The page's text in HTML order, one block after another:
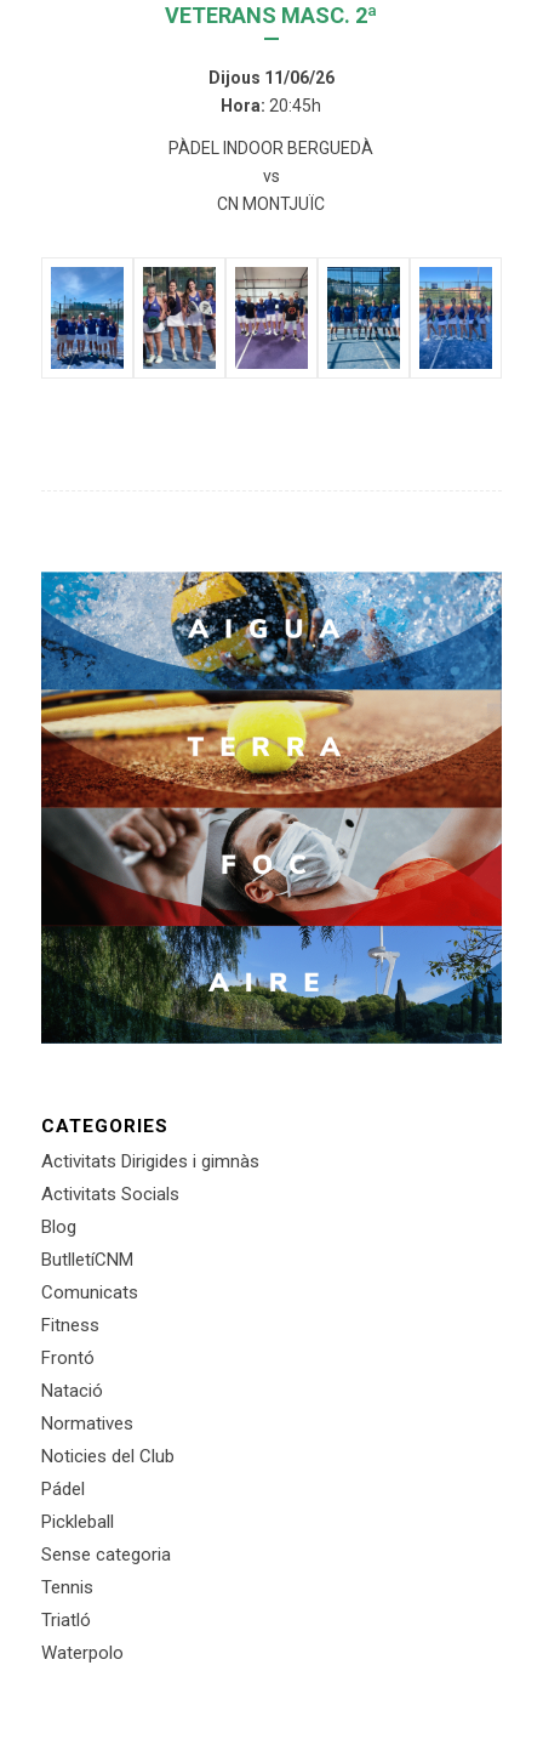
VETERANS MASC. 2ª
—
Dijous 11/06/26
Hora: 20:45h
PÀDEL INDOOR BERGUEDÀ
vs
CN MONTJUÏC
CATEGORIES
Activitats Dirigides i gimnàs
Activitats Socials
Blog
ButlletíCNM
Comunicats
Fitness
Frontó
Natació
Normatives
Noticies del Club
Pádel
Pickleball
Sense categoria
Tennis
Triatló
Waterpolo